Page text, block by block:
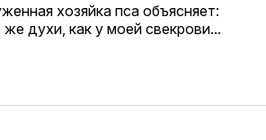
хозяйка пса объясняет:
духи, как у моей свекрови...